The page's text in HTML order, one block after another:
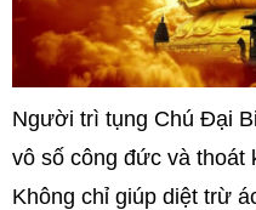
Người trì tụng Chú Đại
vô số công đức và thoát
Không chỉ giúp diệt trừ